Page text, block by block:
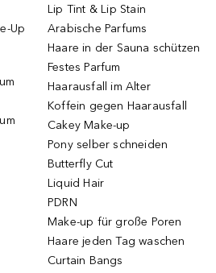
Up
Lip Tint & Lip Stain
Arabische Parfums
Haare in der Sauna schützen
Festes Parfum
Haarausfall im Alter
Koffein gegen Haarausfall
Cakey Make-up
Pony selber schneiden
Butterfly Cut
Liquid Hair
PDRN
Make-up für große Poren
Haare jeden Tag waschen
Curtain Bangs